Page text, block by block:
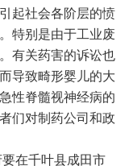
起社会各阶层的愤
特别是由于工业废
有关药害的诉讼也
导致畸形婴儿的大
性脊髓视神经病的
们对制药公司和政
在千叶县成田市